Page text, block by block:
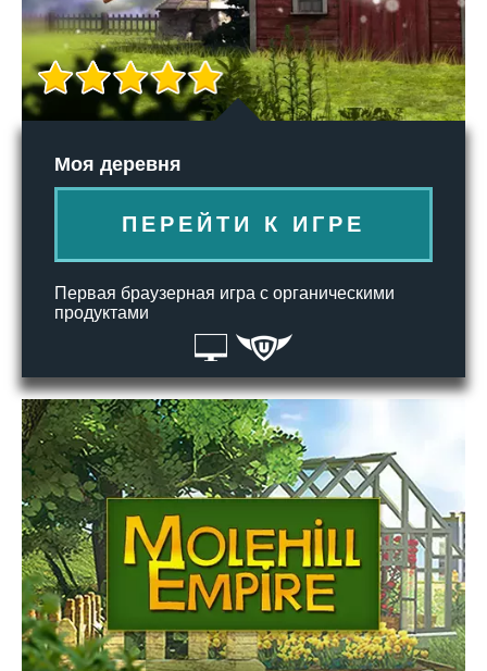
Моя деревня
ПЕРЕЙТИ К ИГРЕ
Первая браузерная игра с органическими
продуктами